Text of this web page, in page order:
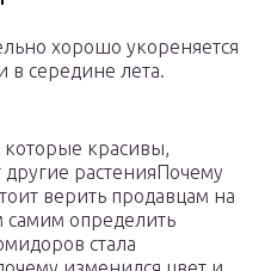
хорошо укореняется
в середине лета.
красивы,
растенияПочему
верить продавцам на
самим определить
стала